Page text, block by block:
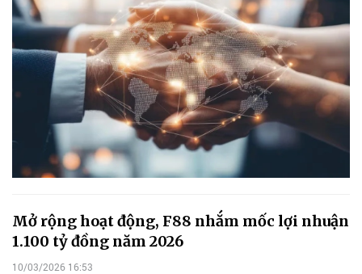
Mở rộng hoạt động, F88 nhắm mốc lợi nhuận
1.100 tỷ đồng năm 2026
10/03/2026 16:53